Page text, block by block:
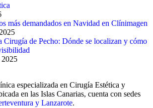
más demandados en Navidad en Clínimagen
Cirugía de Pecho: Dónde se localizan y cómo
especializada en Cirugía Estética y
en las Islas Canarias, cuenta con sedes
y Lanzarote.